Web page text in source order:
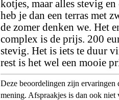
kotjes, maar alles stevig
heb je dan een terras met
de zomer denken we. Het
complex is de prijs. 200
stevig. Het is iets te duur
rest is het wel een mooie
Deze beoordelingen zijn ervaringen
mening. Afspraakjes is dan ook